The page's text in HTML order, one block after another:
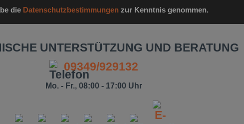
die Datenschutzbestimmungen zur Kenntnis genommen.
UNTERSTÜTZUNG UND BERATUNG
09349/929132
Mo. - Fr., 08:00 - 17:00 Uhr